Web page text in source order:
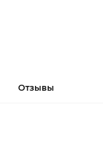
Отзывы